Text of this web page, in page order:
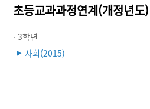
초등교과과정연계(개정년도)
· 3학년
▶ 사회(2015)